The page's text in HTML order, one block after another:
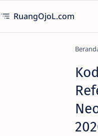
RuangOjoL.com